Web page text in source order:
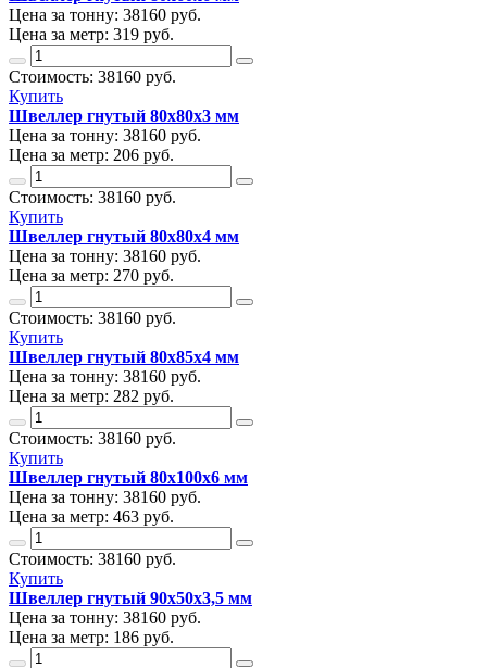
Цена за тонну: 38160 руб.
Цена за метр: 319 руб.
Стоимость: 38160 руб.
Купить
Швеллер гнутый 80х80х3 мм
Цена за тонну: 38160 руб.
Цена за метр: 206 руб.
Стоимость: 38160 руб.
Купить
Швеллер гнутый 80х80х4 мм
Цена за тонну: 38160 руб.
Цена за метр: 270 руб.
Стоимость: 38160 руб.
Купить
Швеллер гнутый 80х85х4 мм
Цена за тонну: 38160 руб.
Цена за метр: 282 руб.
Стоимость: 38160 руб.
Купить
Швеллер гнутый 80х100х6 мм
Цена за тонну: 38160 руб.
Цена за метр: 463 руб.
Стоимость: 38160 руб.
Купить
Швеллер гнутый 90х50х3,5 мм
Цена за тонну: 38160 руб.
Цена за метр: 186 руб.